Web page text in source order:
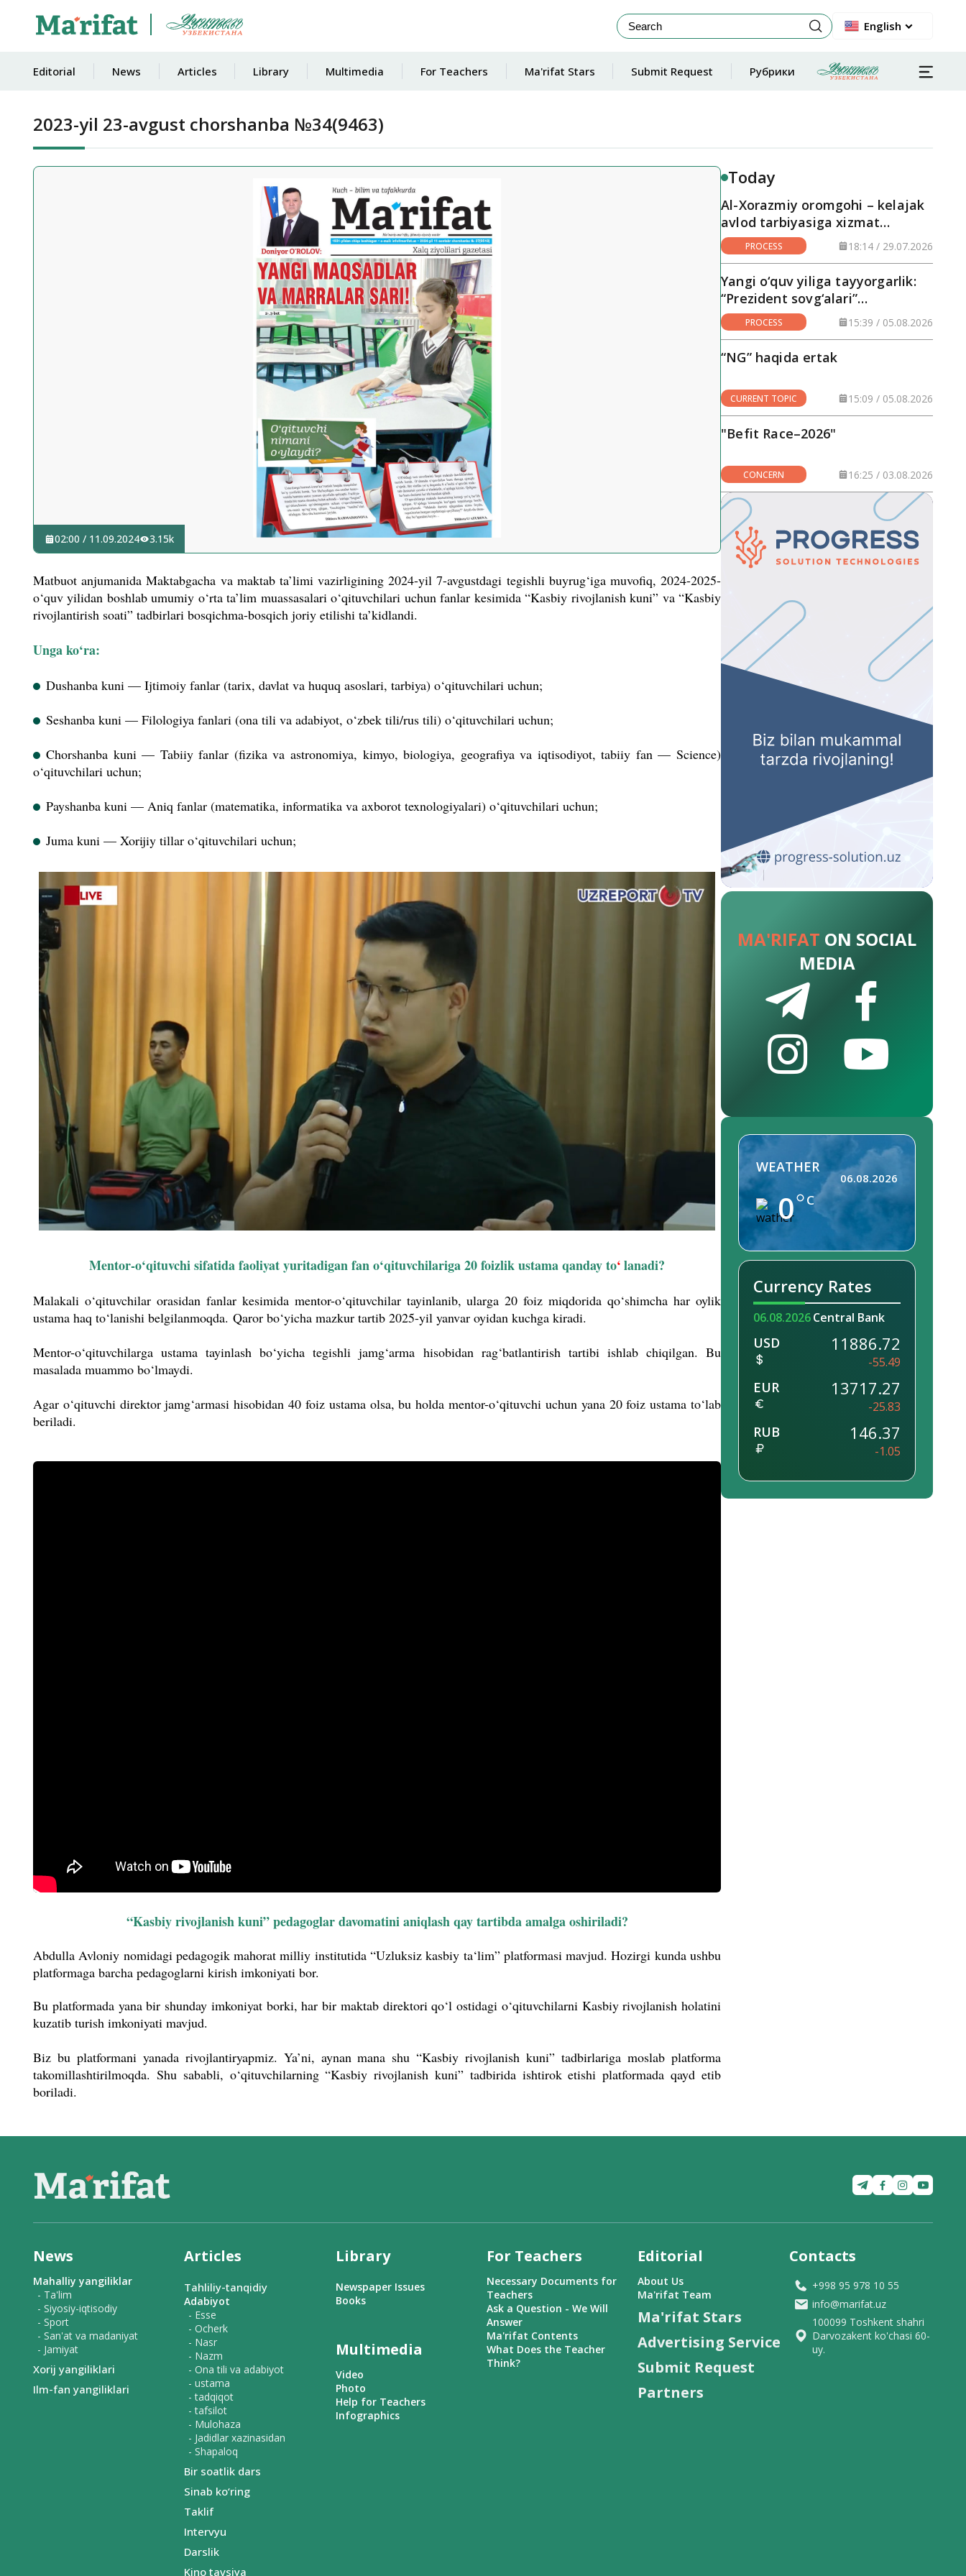
English
Editorial News Articles Library Multimedia For Teachers Ma'rifat Stars Submit Request Рубрики
2023-yil 23-avgust chorshanba №34(9463)
02:00 / 11.09.2024 3.15k
Matbuot anjumanida Maktabgacha va maktab ta’limi vazirligining 2024-yil 7-avgustdagi tegishli buyrug‘iga muvofiq, 2024-2025-
o‘quv yilidan boshlab umumiy o‘rta ta’lim muassasalari o‘qituvchilari uchun fanlar kesimida “Kasbiy rivojlanish kuni” va “Kasbiy
rivojlantirish soati” tadbirlari bosqichma-bosqich joriy etilishi ta’kidlandi.
Unga ko‘ra:
Dushanba kuni — Ijtimoiy fanlar (tarix, davlat va huquq asoslari, tarbiya) o‘qituvchilari uchun;
Seshanba kuni — Filologiya fanlari (ona tili va adabiyot, o‘zbek tili/rus tili) o‘qituvchilari uchun;
Chorshanba kuni — Tabiiy fanlar (fizika va astronomiya, kimyo, biologiya, geografiya va iqtisodiyot, tabiiy fan — Science)
o‘qituvchilari uchun;
Payshanba kuni — Aniq fanlar (matematika, informatika va axborot texnologiyalari) o‘qituvchilari uchun;
Juma kuni — Xorijiy tillar o‘qituvchilari uchun;
Mentor-o‘qituvchi sifatida faoliyat yuritadigan fan o‘qituvchilariga 20 foizlik ustama qanday to‘lanadi?
Malakali o‘qituvchilar orasidan fanlar kesimida mentor-o‘qituvchilar tayinlanib, ularga 20 foiz miqdorida qo‘shimcha har oylik
ustama haq to‘lanishi belgilanmoqda. Qaror bo‘yicha mazkur tartib 2025-yil yanvar oyidan kuchga kiradi.
Mentor-o‘qituvchilarga ustama tayinlash bo‘yicha tegishli jamg‘arma hisobidan rag‘batlantirish tartibi ishlab chiqilgan. Bu
masalada muammo bo‘lmaydi.
Agar o‘qituvchi direktor jamg‘armasi hisobidan 40 foiz ustama olsa, bu holda mentor-o‘qituvchi uchun yana 20 foiz ustama to‘lab
beriladi.
“Kasbiy rivojlanish kuni” pedagoglar davomatini aniqlash qay tartibda amalga oshiriladi?
Abdulla Avloniy nomidagi pedagogik mahorat milliy institutida “Uzluksiz kasbiy ta‘lim” platformasi mavjud. Hozirgi kunda ushbu
platformaga barcha pedagoglarni kirish imkoniyati bor.
Bu platformada yana bir shunday imkoniyat borki, har bir maktab direktori qo‘l ostidagi o‘qituvchilarni Kasbiy rivojlanish holatini
kuzatib turish imkoniyati mavjud.
Biz bu platformani yanada rivojlantiryapmiz. Ya’ni, aynan mana shu “Kasbiy rivojlanish kuni” tadbirlariga moslab platforma
takomillashtirilmoqda. Shu sababli, o‘qituvchilarning “Kasbiy rivojlanish kuni” tadbirida ishtirok etishi platformada qayd etib
boriladi.
Today
Al-Xorazmiy oromgohi – kelajak
avlod tarbiyasiga xizmat
qilayotgan maskan
PROCESS 18:14 / 29.07.2026
Yangi o‘quv yiliga tayyorgarlik:
“Prezident sovg‘alari”
hududlarga yetkazilmoqda
PROCESS 15:39 / 05.08.2026
“NG” haqida ertak
CURRENT TOPIC 15:09 / 05.08.2026
"Befit Race–2026"
CONCERN 16:25 / 03.08.2026
MA'RIFAT ON SOCIAL
MEDIA
WEATHER
0 C
06.08.2026
Currency Rates
06.08.2026Central Bank
USD 11886.72
-55.49
EUR 13717.27
-25.83
RUB 146.37
-1.05
News
Mahalliy yangiliklar
- Ta'lim
- Siyosiy-iqtisodiy
- Sport
- San'at va madaniyat
- Jamiyat
Xorij yangiliklari
Ilm-fan yangiliklari
Articles
Tahliliy-tanqidiy
Adabiyot
- Esse
- Ocherk
- Nasr
- Nazm
- Ona tili va adabiyot
- ustama
- tadqiqot
- tafsilot
- Mulohaza
- Jadidlar xazinasidan
- Shapaloq
Bir soatlik dars
Sinab ko‘ring
Taklif
Intervyu
Darslik
Kino tavsiya
Library
Newspaper Issues
Books
Multimedia
Video
Photo
Help for Teachers
Infographics
For Teachers
Necessary Documents for
Teachers
Ask a Question - We Will
Answer
Ma'rifat Contents
What Does the Teacher
Think?
Editorial
About Us
Ma'rifat Team
Ma'rifat Stars
Advertising Service
Submit Request
Partners
Contacts
+998 95 978 10 55
info@marifat.uz
100099 Toshkent shahri
Darvozakent ko'chasi 60-
uy.